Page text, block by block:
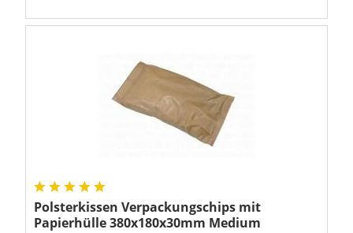
Polsterkissen Verpackungschips mit
Papierhülle 380x180x30mm Medium